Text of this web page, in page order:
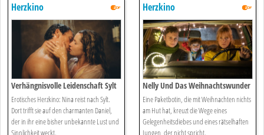
Herzkino
Verhängnisvolle Leidenschaft Sylt
Erotisches Herzkino: Nina reist nach Sylt.
Dort trifft sie auf den charmanten Daniel,
der in ihr eine bisher unbekannte Lust und
Sinnlichkeit weckt.
Herzkino
Nelly Und Das Weihnachtswunder
Eine Paketbotin, die mit Weihnachten nichts
am Hut hat, kreuzt die Wege eines
Gelegenheitsdiebes und eines rätselhaften
Jungen, der nicht spricht.